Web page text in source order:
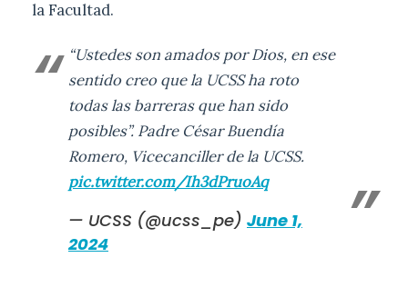
la Facultad.
“Ustedes son amados por Dios, en ese
sentido creo que la UCSS ha roto
todas las barreras que han sido
posibles”. Padre César Buendía
Romero, Vicecanciller de la UCSS.
pic.twitter.com/Ih3dPruoAq
— UCSS (@ucss_pe) June 1,
2024